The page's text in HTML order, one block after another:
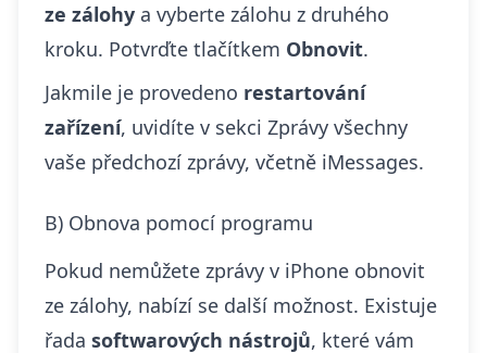
ze zálohy a vyberte zálohu z druhého
kroku. Potvrďte tlačítkem Obnovit.
Jakmile je provedeno restartování
zařízení, uvidíte v sekci Zprávy všechny
vaše předchozí zprávy, včetně iMessages.
B) Obnova pomocí programu
Pokud nemůžete zprávy v iPhone obnovit
ze zálohy, nabízí se další možnost. Existuje
řada softwarových nástrojů, které vám